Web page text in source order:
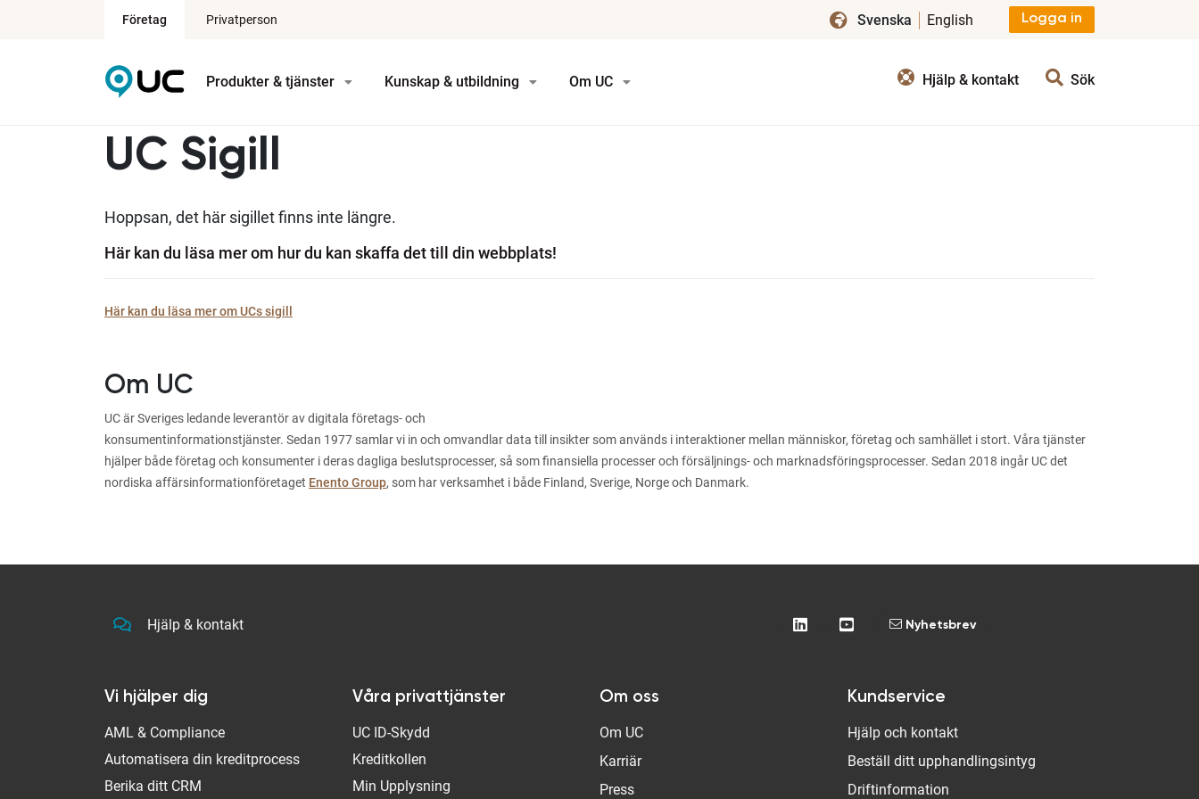
Företag Privatperson Logga in
Svenska English
Produkter & tjänster Kunskap & utbildning Om UC Hjälp & kontakt Sök
UC Sigill
Hoppsan, det här sigillet finns inte längre.
Här kan du läsa mer om hur du kan skaffa det till din webbplats!
Här kan du läsa mer om UCs sigill
Om UC
UC är Sveriges ledande leverantör av digitala företags- och
konsumentinformationstjänster. Sedan 1977 samlar vi in och omvandlar data till insikter som används i interaktioner mellan människor, företag och samhället i stort. Våra tjänster
hjälper både företag och konsumenter i deras dagliga beslutsprocesser, så som finansiella processer och försäljnings- och marknadsföringsprocesser. Sedan 2018 ingår UC det
nordiska affärsinformationföretaget Enento Group, som har verksamhet i både Finland, Sverige, Norge och Danmark.
Hjälp & kontakt Nyhetsbrev
Vi hjälper dig
AML & Compliance
Automatisera din kreditprocess
Berika ditt CRM
Våra privattjänster
UC ID-Skydd
Kreditkollen
Min Upplysning
Om oss
Om UC
Karriär
Press
Kundservice
Hjälp och kontakt
Beställ ditt upphandlingsintyg
Driftinformation